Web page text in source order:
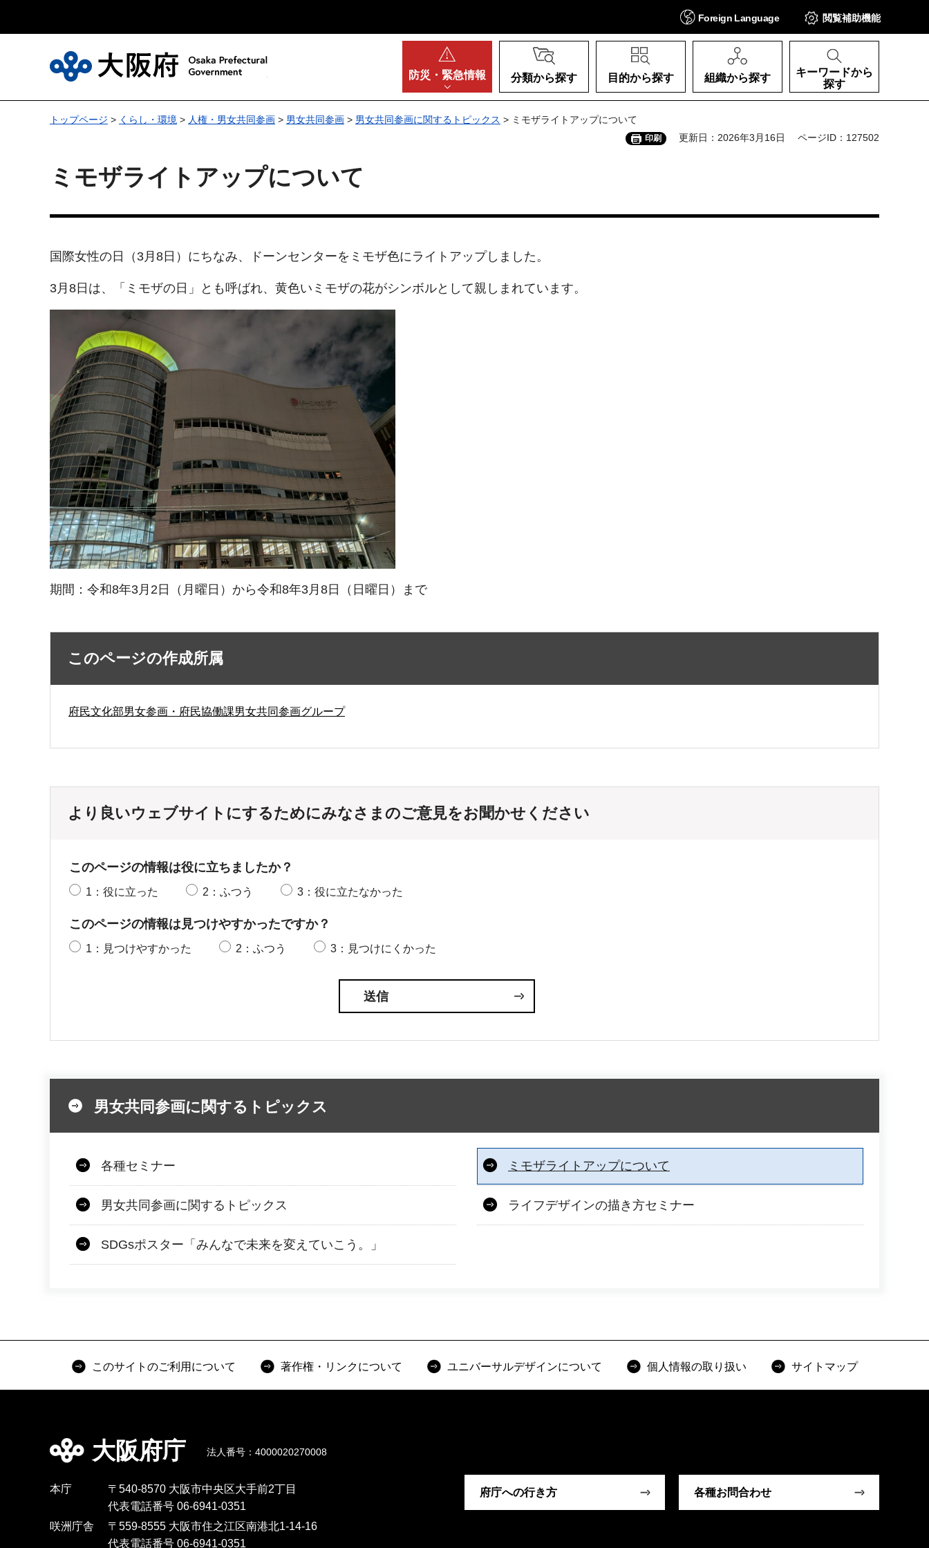
Foreign Language 閲覧補助機能
防災・ 緊急情報 分類から探す 目的から探す 組織から探す
キーワードから
探す
トップページ > くらし・環境 > 人権・男女共同参画 > 男女共同参画 > 男女共同参画に関するトピックス > ミモザライトアップについて
印刷 更新日：2026年3月16日 ページID：127502
ミモザライトアップについて
国際女性の日（3月8日）にちなみ、ドーンセンターをミモザ色にライトアップしました。
3月8日は、「ミモザの日」とも呼ばれ、黄色いミモザの花がシンボルとして親しまれています。
期間：令和8年3月2日（月曜日）から令和8年3月8日（日曜日）まで
このページの作成所属
府民文化部男女参画・府民協働課男女共同参画グループ
より良いウェブサイトにするためにみなさまのご意見をお聞かせください
このページの情報は役に立ちましたか？
1：役に立った 2：ふつう 3：役に立たなかった
このページの情報は見つけやすかったですか？
1：見つけやすかった 2：ふつう 3：見つけにくかった
男女共同参画に関するトピックス
各種セミナー ミモザライトアップについて
男女共同参画に関するトピックス ライフデザインの描き方セミナー
SDGsポスター「みんなで未来を変えていこう。」
このサイトのご利用について 著作権・リンクについて ユニバーサルデザインについて 個人情報の取り扱い サイトマップ
大阪府庁 法人番号：4000020270008
本庁
〒540-8570 大阪市中央区大手前2丁目
代表電話番号 06-6941-0351
咲洲庁舎
〒559-8555 大阪市住之江区南港北1-14-16
代表電話番号 06-6941-0351
府庁への行き方 各種お問合わせ